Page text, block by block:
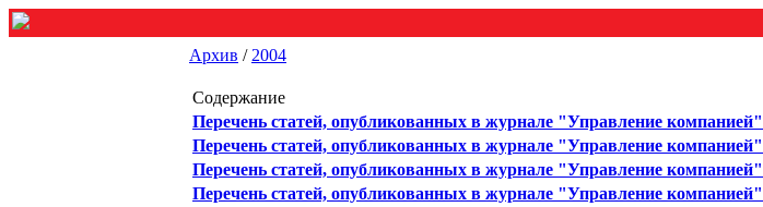
Архив / 2004
Содержание
Перечень статей, опубликованных в журнале "Управление
Перечень статей, опубликованных в журнале "Управление
Перечень статей, опубликованных в журнале "Управление
Перечень статей, опубликованных в журнале "Управление